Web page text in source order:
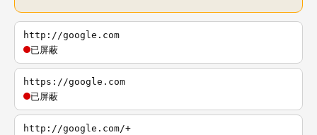
http://google.com
已屏蔽
https://google.com
已屏蔽
http://google.com/+